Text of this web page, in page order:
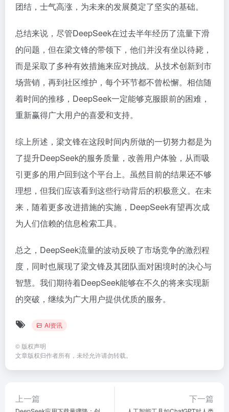
团结，士气高涨，为未来的发展奠定了坚实的基础。
总结来说，尽管DeepSeek在过去半年经历了流量下滑
的问题，但在梁文锋的带领下，他们并没有坐以待毙，
而是采取了多种有效措施来应对挑战。从技术创新到市
场营销，再到社区维护，每个环节都不曾松懈。相信随
着时间的推移，DeepSeek一定能够克服眼前的困难，
重新赢得广大用户的喜爱和支持。
综上所述，梁文锋在这段时间内所做的一切努力都是为
了提升DeepSeek的服务质量，改善用户体验，从而吸
引更多的用户回到这个平台上。虽然目前的结果还不够
理想，但我们应该看到这些行动背后的积极意义。在未
来，随着更多改进措施的实施，DeepSeek有望再次成
为人们信赖的信息检索工具。
总之，DeepSeek流量的波动反映了市场竞争的激烈程
度，同时也展现了梁文锋及其团队面对困境时的决心与
智慧。我们期待着DeepSeek能够在不久的将来实现新
的突破，继续为广大用户提供优质的服务。
AI资讯
© 版权声明
文章版权归作者所有，未经允许请勿转载。
上一篇 下一篇